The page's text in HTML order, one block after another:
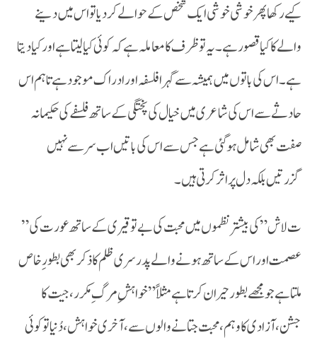
کیے رکھا پھر خوشی خوشی ایک شخص کے حوالے کر دیا تو اس میں دینے
والے کا کیا قصور ہے ۔یہ تو ظرف کا معاملہ ہے کہ کوئی کیا لیتا ہے اور کیا دیتا
ہے۔ اس کی باتوں میں ہمیشہ سے گہرا فلسفہ اور ادراک موجود ہے تاہم اس
حادثے سے اس کی شاعری میں خیال کی پختگی کے ساتھ فلسفے کی حکیمانہ
صفت بھی شامل ہوگئی ہے جس سے اس کی باتیں اب سر سے نہیں
گزرتیں بلکہ دل پر اثر کرتی ہیں۔
” ت لاش” کی بیشتر نظموں میں محبت کی بے توقیری کے ساتھ عورت کی
عصمت اور اس کے ساتھ ہونے والے پدرسری ظلم کا ذکر بھی بطور ِخاص
ملتا ہے جو مجھے بطور حیران کرتا ہے مثلاً” خواہشِ مرگ ِ مکرر، جیت کا
جشن، آزادی کا وہم،محبت جتانے والوں سے،آخری خواہش، دُنیا تو کوئی